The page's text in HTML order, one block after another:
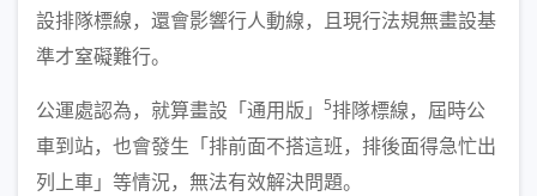
設排隊標線，還會影響行人動線，且現行法規無畫設基
準才窒礙難行。
公運處認為，就算畫設「通用版」 5排隊標線，屆時公
車到站，也會發生「排前面不搭這班，排後面得急忙出
列上車」等情況，無法有效解決問題。